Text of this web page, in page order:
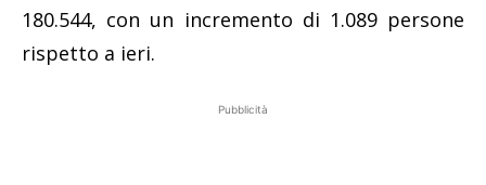
180.544, con un incremento di 1.089 persone
rispetto a ieri.
Pubblicità